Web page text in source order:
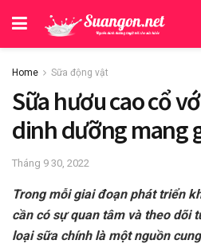
Home Sữa động vật
Sữa hươu cao cổ
dinh dưỡng mang
Tháng 9 30, 2022
Trong mỗi giai đoạn phát triển
cần có sự quan tâm và theo dõi
loại sữa chính là một nguồn